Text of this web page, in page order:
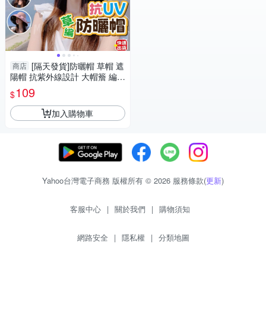
商店 [隔天發貨]防曬帽 草帽 遮
陽帽 抗紫外線設計 大帽簷 編織
帽 草編帽 渡假帽 可摺疊收納
帽子女
$109
加入購物車
Yahoo台灣電子商務 版權所有 © 2026 服務條款(更新)
客服中心 | 關於我們 | 購物須知
網路安全 | 隱私權 | 分類地圖